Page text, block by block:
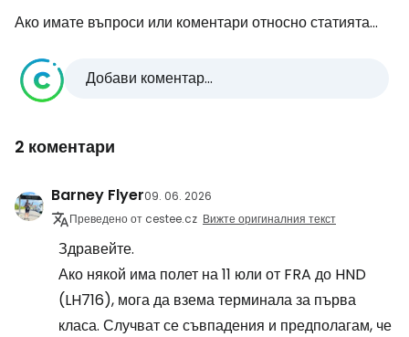
Ако имате въпроси или коментари относно статията...
Добави коментар...
2 коментари
Barney Flyer09. 06. 2026
Преведено от cestee.cz Вижте оригиналния текст
Здравейте.
Ако някой има полет на 11 юли от FRA до HND
(LH716), мога да взема терминала за първа
класа. Случват се съвпадения и предполагам, че